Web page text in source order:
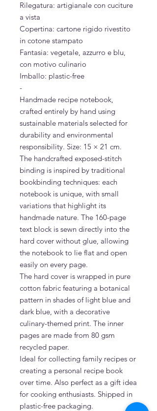
Rilegatura: artigianale con cuciture
a vista
Copertina: cartone rigido rivestito
in cotone stampato
Fantasia: vegetale, azzurro e blu,
con motivo culinario
Imballo: plastic-free
-
Handmade recipe notebook,
crafted entirely by hand using
sustainable materials selected for
durability and environmental
responsibility. Size: 15 × 21 cm.
The handcrafted exposed-stitch
binding is inspired by traditional
bookbinding techniques: each
notebook is unique, with small
variations that highlight its
handmade nature. The 160-page
text block is sewn directly into the
hard cover without glue, allowing
the notebook to lie flat and open
easily on every page.
The hard cover is wrapped in pure
cotton fabric featuring a botanical
pattern in shades of light blue and
dark blue, with a decorative
culinary-themed print. The inner
pages are made from 80 gsm
recycled paper.
Ideal for collecting family recipes or
creating a personal recipe book
over time. Also perfect as a gift idea
for cooking enthusiasts. Shipped in
plastic-free packaging.